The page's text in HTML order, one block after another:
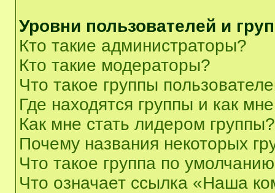
Уровни пользователей и
Кто такие администраторы?
Кто такие модераторы?
Что такое группы
Где находятся группы и как
Как мне стать лидером группы?
Почему названия некоторых
Что такое группа по
Что означает ссылка «Наша